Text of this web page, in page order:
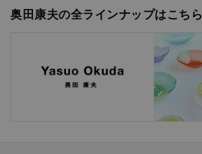
奥田康夫の全ラインナップはこちら